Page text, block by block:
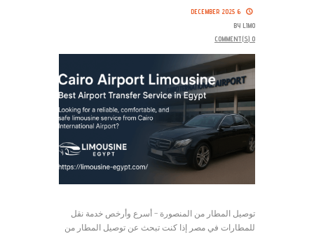
6 DECEMBER 2025
BY LIMO
0
توصيل المطار من المنصورة – أسرع وأرخص خدمة نقل
للمطارات في مصر إذا كنت تبحث عن توصيل المطار من